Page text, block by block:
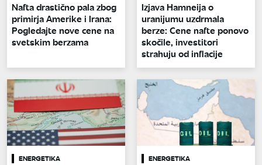
Nafta drastično pala zbog
primirja Amerike i Irana:
Pogledajte nove cene na
svetskim berzama
Izjava Hamneija o
uranijumu uzdrmala
berze: Cene nafte ponovo
skočile, investitori
strahuju od inflacije
ENERGETIKA ENERGETIKA